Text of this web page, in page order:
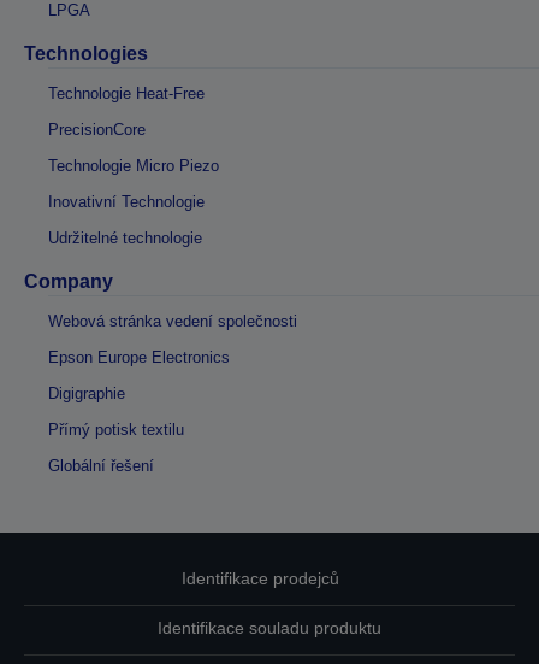
LPGA
Technologies
Technologie Heat-Free
PrecisionCore
Technologie Micro Piezo
Inovativní Technologie
Udržitelné technologie
Company
Webová stránka vedení společnosti
Epson Europe Electronics
Digigraphie
Přímý potisk textilu
Globální řešení
Identifikace prodejců
Identifikace souladu produktu